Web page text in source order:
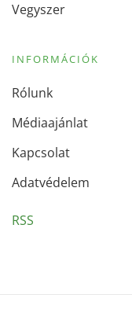
Vegyszer
INFORMÁCIÓK
Rólunk
Médiaajánlat
Kapcsolat
Adatvédelem
RSS